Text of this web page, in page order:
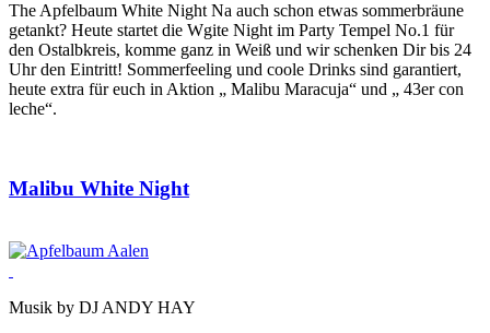
The Apfelbaum White Night Na auch schon etwas sommerbräune
getankt? Heute startet die Wgite Night im Party Tempel No.1 für
den Ostalbkreis, komme ganz in Weiß und wir schenken Dir bis 24
Uhr den Eintritt! Sommerfeeling und coole Drinks sind garantiert,
heute extra für euch in Aktion „ Malibu Maracuja“ und „ 43er con
leche“.
Malibu White Night
Musik by DJ ANDY HAY